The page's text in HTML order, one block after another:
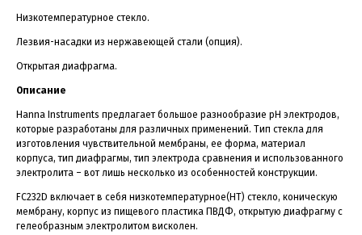
Низкотемпературное стекло.
Лезвия-насадки из нержавеющей стали (опция).
Открытая диафрагма.
Описание
Hanna Instruments предлагает большое разнообразие рН электродов,
которые разработаны для различных применений. Тип стекла для
изготовления чувствительной мембраны, ее форма, материал
корпуса, тип диафрагмы, тип электрода сравнения и использованного
электролита – вот лишь несколько из особенностей конструкции.
FC232D включает в себя низкотемпературное(НТ) стекло, коническую
мембрану, корпус из пищевого пластика ПВДФ, открытую диафрагму с
гелеобразным электролитом висколен.